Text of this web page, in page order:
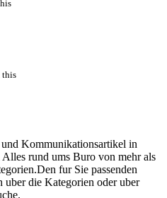
this
Kommunikationsartikel in
rund ums Buro von mehr als
fur Sie passenden
die Kategorien oder uber